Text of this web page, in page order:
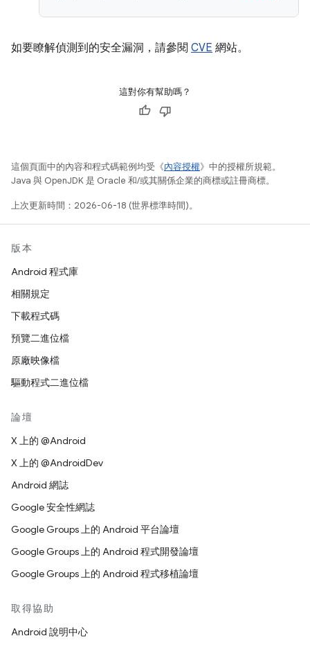
如要瞭解偵測到的安全漏洞，請參閱 CVE 網站。
這對你有幫助嗎？
這個頁面中的內容和程式碼範例均受《內容授權》中的授權所規範。
Java 與 OpenJDK 是 Oracle 和/或其關係企業的商標或註冊商標。
上次更新時間：2026-06-18 (世界標準時間)。
版本
Android 程式庫
相關規定
下載程式碼
預覽二進位檔
原廠映像檔
驅動程式二進位檔
論壇
X 上的 @Android
X 上的 @AndroidDev
Android 網誌
Google 安全性網誌
Google Groups 上的 Android 平台論壇
Google Groups 上的 Android 程式開發論壇
Google Groups 上的 Android 程式移植論壇
取得協助
Android 說明中心